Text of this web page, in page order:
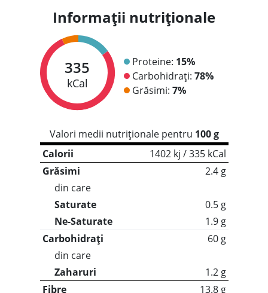
Informații nutriționale
335
kCal
Proteine: 15%
Carbohidrați: 78%
Grăsimi: 7%
Valori medii nutriționale pentru 100 g
Calorii
1402 kj / 335 kCal
Grăsimi
2.4 g
din care
Saturate
0.5 g
Ne-Saturate
1.9 g
Carbohidrați
60 g
din care
Zaharuri
1.2 g
Fibre
13.8 g